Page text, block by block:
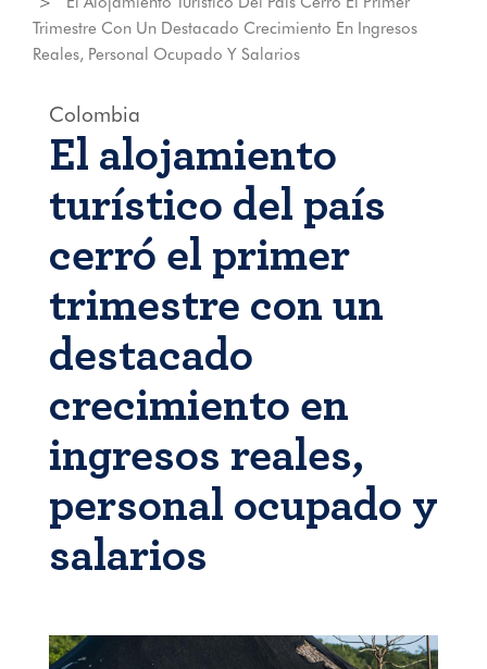
Trimestre Con Un Destacado Crecimiento En Ingresos
Reales, Personal Ocupado Y Salarios
Colombia
El alojamiento
turístico del país
cerró el primer
trimestre con un
destacado
crecimiento en
ingresos reales,
personal ocupado y
salarios